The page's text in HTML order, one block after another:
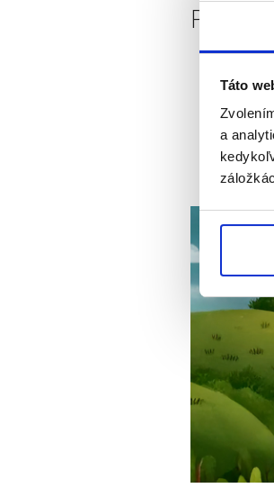
Táto
a